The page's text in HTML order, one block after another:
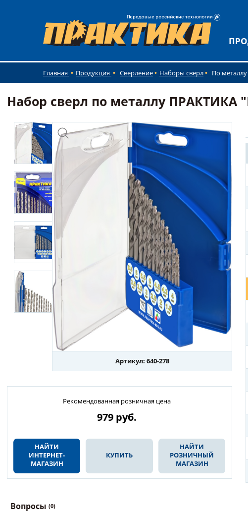
Главная Продукция Сверление Наборы сверл По металлу
Набор сверл по металлу ПРАКТИКА
Артикул: 640-278
Рекомендованная розничная цена
979 руб.
НАЙТИ
ИНТЕРНЕТ-
МАГАЗИН
КУПИТЬ
НАЙТИ
РОЗНИЧНЫЙ
МАГАЗИН
Вопросы (0)